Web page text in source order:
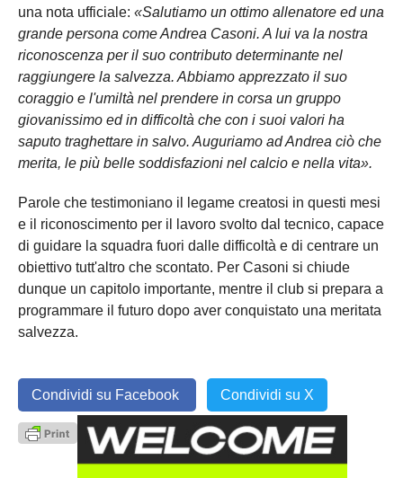
una nota ufficiale: «Salutiamo un ottimo allenatore ed una
grande persona come Andrea Casoni. A lui va la nostra
riconoscenza per il suo contributo determinante nel
raggiungere la salvezza. Abbiamo apprezzato il suo
coraggio e l'umiltà nel prendere in corsa un gruppo
giovanissimo ed in difficoltà che con i suoi valori ha
saputo traghettare in salvo. Auguriamo ad Andrea ciò che
merita, le più belle soddisfazioni nel calcio e nella vita».
Parole che testimoniano il legame creatosi in questi mesi
e il riconoscimento per il lavoro svolto dal tecnico, capace
di guidare la squadra fuori dalle difficoltà e di centrare un
obiettivo tutt'altro che scontato. Per Casoni si chiude
dunque un capitolo importante, mentre il club si prepara a
programmare il futuro dopo aver conquistato una meritata
salvezza.
Condividi su Facebook Condividi su X